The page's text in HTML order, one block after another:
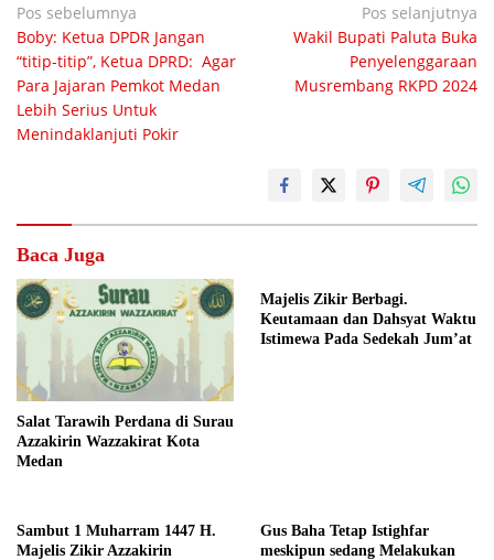
Navigasi
pos
Pos sebelumnya
Boby: Ketua DPDR Jangan
“titip-titip”, Ketua DPRD: Agar
Para Jajaran Pemkot Medan
Lebih Serius Untuk
Menindaklanjuti Pokir
Pos selanjutnya
Wakil Bupati Paluta Buka
Penyelenggaraan
Musrembang RKPD 2024
Baca Juga
Salat Tarawih Perdana di Surau
Azzakirin Wazzakirat Kota
Medan
Majelis Zikir Berbagi.
Keutamaan dan Dahsyat Waktu
Istimewa Pada Sedekah Jum’at
Sambut 1 Muharram 1447 H.
Majelis Zikir Azzakirin
Gus Baha Tetap Istighfar
meskipun sedang Melakukan